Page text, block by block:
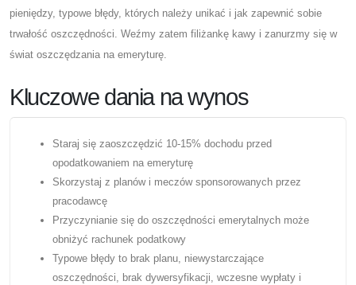
pieniędzy, typowe błędy, których należy unikać i jak zapewnić sobie
trwałość oszczędności. Weźmy zatem filiżankę kawy i zanurzmy się w
świat oszczędzania na emeryturę.
Kluczowe dania na wynos
Staraj się zaoszczędzić 10-15% dochodu przed
opodatkowaniem na emeryturę
Skorzystaj z planów i meczów sponsorowanych przez
pracodawcę
Przyczynianie się do oszczędności emerytalnych może
obniżyć rachunek podatkowy
Typowe błędy to brak planu, niewystarczające
oszczędności, brak dywersyfikacji, wczesne wypłaty i